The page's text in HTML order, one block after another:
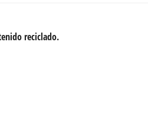
reciclado.